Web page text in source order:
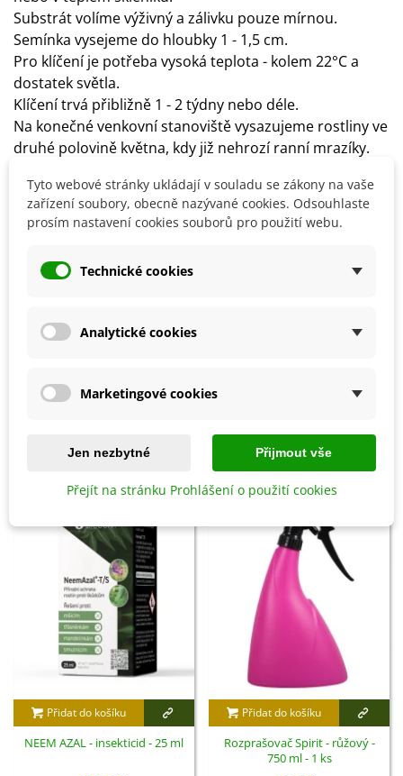
Substrát volíme výživný a zálivku pouze mírnou.
Semínka vysejeme do hloubky 1 - 1,5 cm.
Pro klíčení je potřeba vysoká teplota - kolem 22°C a
dostatek světla.
Klíčení trvá přibližně 1 - 2 týdny nebo déle.
Na konečné venkovní stanoviště vysazujeme rostliny ve
druhé polovině května, kdy již nehrozí ranní mrazíky.
netkanou textilií.
Stanoviště volíme slunečné a teplé.
Doporučujeme okurky vyvazovat, aby nebyly napadené
Ideální spon by měl být 50 x 100 cm, ale může se lišit
Na počátku kvetení můžeme okurky přihnojit ledkem či
drůbežím trusem.
Detaily produktu
SOUVISEJÍCÍ PRODUKTY
Přidat do košíku
NEEM AZAL - insekticid - 25 ml
Přidat do košíku
Rozprašovač Spirit - růžový -
750 ml - 1 ks
Tyto webové stránky ukládají v souladu se zákony na vaše
zařízení soubory, obecně nazývané cookies. Odsouhlaste
prosím nastavení cookies souborů pro použití webu.
Technické cookies
Analytické cookies
Marketingové cookies
Jen nezbytné Přijmout vše
Přejít na stránku Prohlášení o použití cookies